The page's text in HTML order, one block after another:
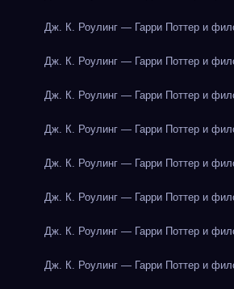
Дж. К. Роулинг — Гарри Поттер и
Дж. К. Роулинг — Гарри Поттер и
Дж. К. Роулинг — Гарри Поттер и
Дж. К. Роулинг — Гарри Поттер и
Дж. К. Роулинг — Гарри Поттер и
Дж. К. Роулинг — Гарри Поттер и
Дж. К. Роулинг — Гарри Поттер и
Дж. К. Роулинг — Гарри Поттер и